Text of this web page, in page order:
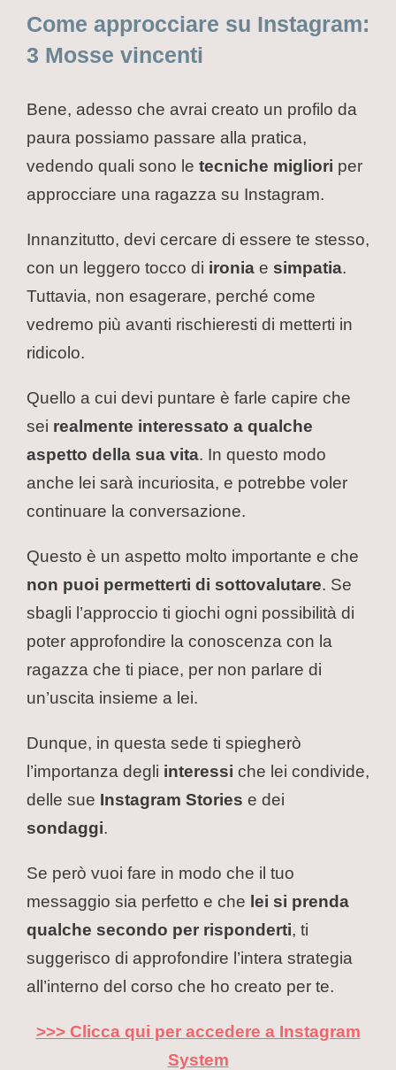
Come approcciare su Instagram:
3 Mosse vincenti
Bene, adesso che avrai creato un profilo da
paura possiamo passare alla pratica,
vedendo quali sono le tecniche migliori per
approcciare una ragazza su Instagram.
Innanzitutto, devi cercare di essere te stesso,
con un leggero tocco di ironia e simpatia.
Tuttavia, non esagerare, perché come
vedremo più avanti rischieresti di metterti in
ridicolo.
Quello a cui devi puntare è farle capire che
sei realmente interessato a qualche
aspetto della sua vita. In questo modo
anche lei sarà incuriosita, e potrebbe voler
continuare la conversazione.
Questo è un aspetto molto importante e che
non puoi permetterti di sottovalutare. Se
sbagli l’approccio ti giochi ogni possibilità di
poter approfondire la conoscenza con la
ragazza che ti piace, per non parlare di
un’uscita insieme a lei.
Dunque, in questa sede ti spiegherò
l’importanza degli interessi che lei condivide,
delle sue Instagram Stories e dei
sondaggi.
Se però vuoi fare in modo che il tuo
messaggio sia perfetto e che lei si prenda
qualche secondo per risponderti, ti
suggerisco di approfondire l’intera strategia
all’interno del corso che ho creato per te.
>>> Clicca qui per accedere a Instagram
System